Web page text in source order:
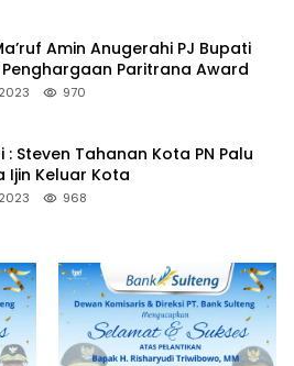
Amin Anugerahi PJ Bupati
Paritrana Award
970
: Steven Tahanan Kota PN Palu
Ijin Keluar Kota
968